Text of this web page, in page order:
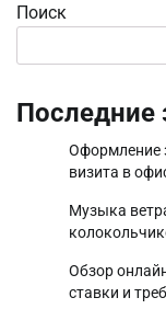
Поиск
Последние
Оформление
визита в
Музыка
Обзор
ставки и